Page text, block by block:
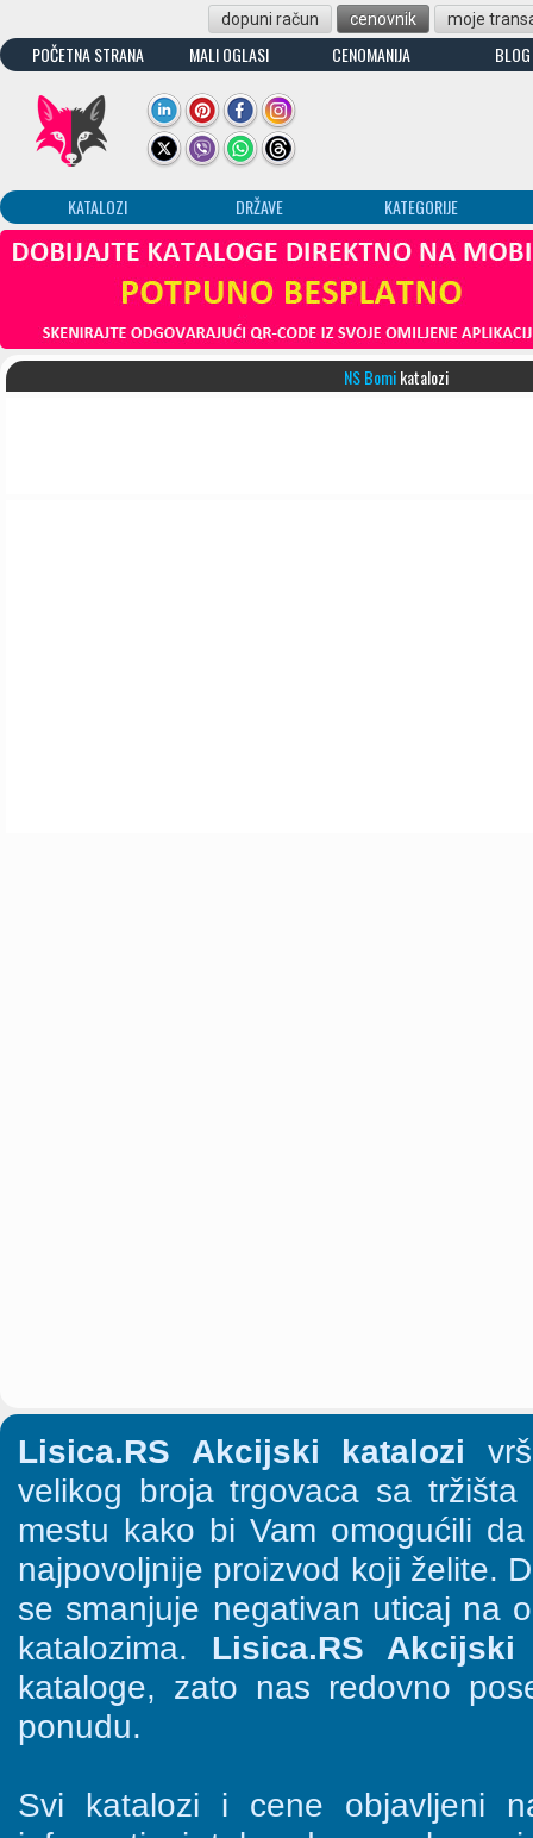
dopuni račun cenovnik moje
POČETNA STRANA MALI OGLASI CENOMANIJA BLOG
KATALOZI DRŽAVE KATEGORIJE
NS Bomikatalozi
Lisica.RS Akcijski katalozi
velikog broja trgovaca sa
mestu kako bi Vam omogućili
najpovoljnije proizvod koji želite.
se smanjuje negativan uticaj na
katalozima. Lisica.RS Akcijski
kataloge, zato nas redovno
ponudu.
Svi katalozi i cene objavljeni